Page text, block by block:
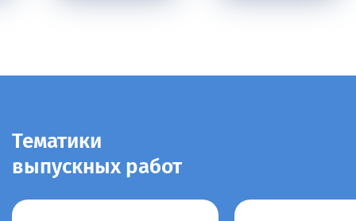
Тематики
выпускных работ